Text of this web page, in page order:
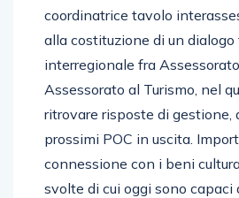
coordinatrice tavolo
alla costituzione di un dialogo
interregionale fra
Assessorato al Turismo, nel
ritrovare risposte di gestione,
prossimi POC in uscita.
connessione con i beni
svolte di cui oggi sono capaci